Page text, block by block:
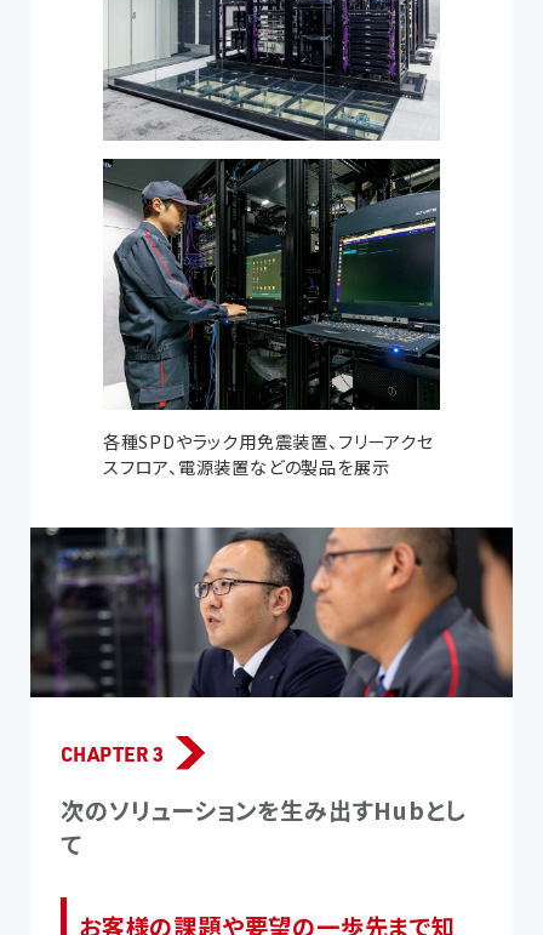
各種SPDやラック用免震装置、フリーアクセ
スフロア、電源装置などの製品を展示
CHAPTER 3
次のソリューションを生み出すHubとし
て
お客様の課題や要望の一歩先まで知